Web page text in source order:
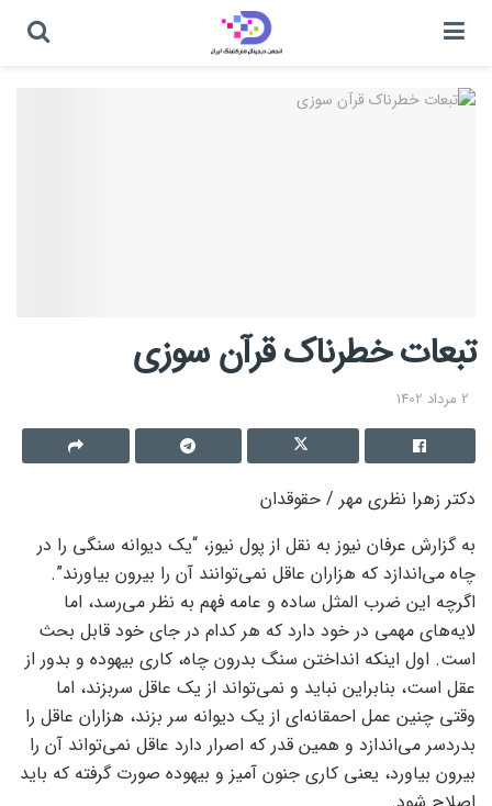
تبعات خطرناک قرآن سوزی
2 مرداد 1402
دکتر زهرا نظری مهر / حقوقدان
به گزارش عرفان نیوز به نقل از پول نیوز، “یک دیوانه سنگی را در
چاه می‌اندازد که هزاران عاقل نمی‌توانند آن را بیرون بیاورند”.
اگرچه این ضرب المثل ساده و عامه فهم به نظر می‌رسد، اما
لایه‌های مهمی در خود دارد که هر کدام در جای خود قابل بحث
است. اول اینکه انداختن سنگ بدرون چاه، کاری بیهوده و بدور از
عقل است، بنابراین نباید و نمی‌تواند از یک عاقل سربزند، اما
وقتی چنین عمل احمقانه‌ای از یک دیوانه سر بزند، هزاران عاقل را
بدردسر می‌اندازد و همین قدر که اصرار دارد عاقل نمی‌تواند آن را
بیرون بیاورد، یعنی کاری جنون آمیز و بیهوده صورت گرفته که باید